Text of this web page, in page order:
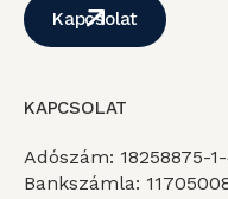
Kapcsolat
KAPCSOLAT
Adószám: 18258875-1-
Bankszámla: